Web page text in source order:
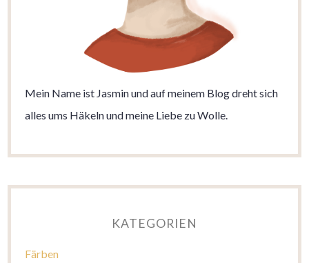
Mein Name ist Jasmin und auf meinem Blog dreht sich
alles ums Häkeln und meine Liebe zu Wolle.
KATEGORIEN
Färben